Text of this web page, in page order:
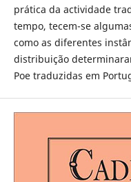
prática da actividade
tempo, tecem-se
como as diferentes
distribuição
Poe traduzidas em